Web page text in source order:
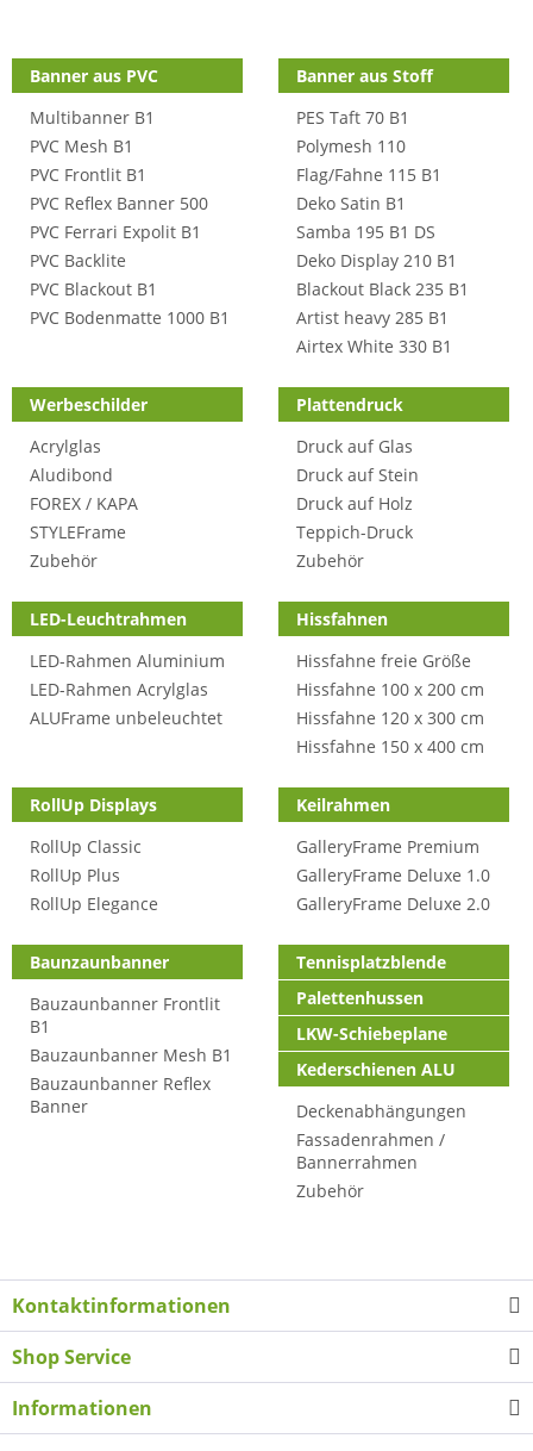
Banner aus PVC
Multibanner B1
PVC Mesh B1
PVC Frontlit B1
PVC Reflex Banner 500
PVC Ferrari Expolit B1
PVC Backlite
PVC Blackout B1
PVC Bodenmatte 1000 B1
Banner aus Stoff
PES Taft 70 B1
Polymesh 110
Flag/Fahne 115 B1
Deko Satin B1
Samba 195 B1 DS
Deko Display 210 B1
Blackout Black 235 B1
Artist heavy 285 B1
Airtex White 330 B1
Werbeschilder
Acrylglas
Aludibond
FOREX / KAPA
STYLEFrame
Zubehör
Plattendruck
Druck auf Glas
Druck auf Stein
Druck auf Holz
Teppich-Druck
Zubehör
LED-Leuchtrahmen
LED-Rahmen Aluminium
LED-Rahmen Acrylglas
ALUFrame unbeleuchtet
Hissfahnen
Hissfahne freie Größe
Hissfahne 100 x 200 cm
Hissfahne 120 x 300 cm
Hissfahne 150 x 400 cm
RollUp Displays
RollUp Classic
RollUp Plus
RollUp Elegance
Keilrahmen
GalleryFrame Premium
GalleryFrame Deluxe 1.0
GalleryFrame Deluxe 2.0
Baunzaunbanner
Bauzaunbanner Frontlit
B1
Bauzaunbanner Mesh B1
Bauzaunbanner Reflex
Banner
Tennisplatzblende
Palettenhussen
LKW-Schiebeplane
Kederschienen ALU
Deckenabhängungen
Fassadenrahmen /
Bannerrahmen
Zubehör
Kontaktinformationen
Shop Service
Informationen